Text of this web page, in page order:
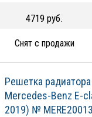
4719 руб.
Снят с продажи
Решетка
Mercedes-Benz E-
2019) №